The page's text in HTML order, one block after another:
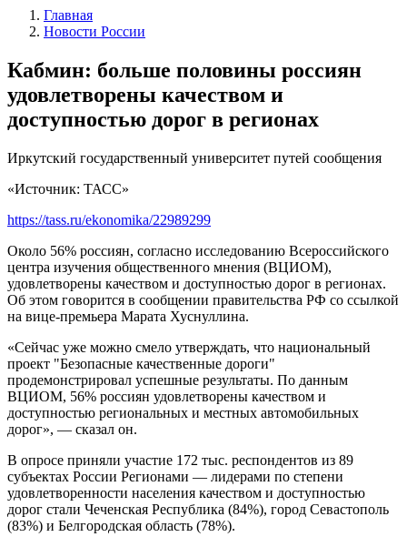
Главная
Новости России
Кабмин: больше половины россиян
удовлетворены качеством и
доступностью дорог в регионах
Иркутский государственный университет путей сообщения
«Источник: ТАСС»
https://tass.ru/ekonomika/22989299
Около 56% россиян, согласно исследованию Всероссийского
центра изучения общественного мнения (ВЦИОМ),
удовлетворены качеством и доступностью дорог в регионах.
Об этом говорится в сообщении правительства РФ со ссылкой
на вице-премьера Марата Хуснуллина.
«Сейчас уже можно смело утверждать, что национальный
проект "Безопасные качественные дороги"
продемонстрировал успешные результаты. По данным
ВЦИОМ, 56% россиян удовлетворены качеством и
доступностью региональных и местных автомобильных
дорог», — сказал он.
В опросе приняли участие 172 тыс. респондентов из 89
субъектах России Регионами — лидерами по степени
удовлетворенности населения качеством и доступностью
дорог стали Чеченская Республика (84%), город Севастополь
(83%) и Белгородская область (78%).